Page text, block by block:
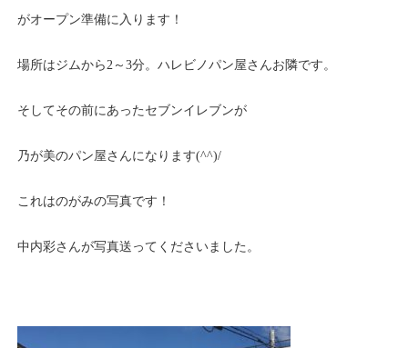
がオープン準備に入ります！
場所はジムから2～3分。ハレビノパン屋さんお隣です。
そしてその前にあったセブンイレブンが
乃が美のパン屋さんになります(^^)/
これはのがみの写真です！
中内彩さんが写真送ってくださいました。